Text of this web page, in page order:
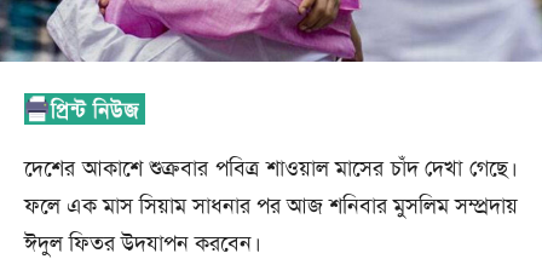
দেশের আকাশে শুক্রবার পবিত্র শাওয়াল মাসের চাঁদ দেখা গেছে।
ফলে এক মাস সিয়াম সাধনার পর আজ শনিবার মুসলিম সম্প্রদায়
ঈদুল ফিতর উদযাপন করবেন।